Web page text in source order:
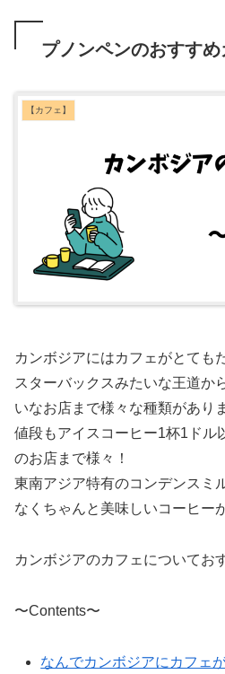
プノンペンのおすすめ
【カフェ】
カンボジアにはカフェがとても
スターバックスみたいな王道か
いなお店まで様々な種類があり
値段もアイスコーヒー1杯1ドル
のお店まで様々！
東南アジア特有のコンデンスミ
なくちゃんと美味しいコーヒー
カンボジアのカフェについてお
〜Contents〜
なんでカンボジアにカフェ